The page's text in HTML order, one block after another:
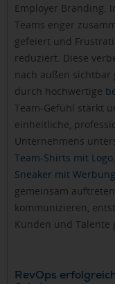
Employer Branding.
Teams enger
gefeiert und
reduziert. Diese
nach außen sichtbar
durch hochwertige
Team-Gefühl stärkt
einheitliche,
Unternehmens
Team-Shirts mit Logo,
Sneaker mit Werbung
gemeinsam
kommunizieren,
Kunden und Talente
RevOps